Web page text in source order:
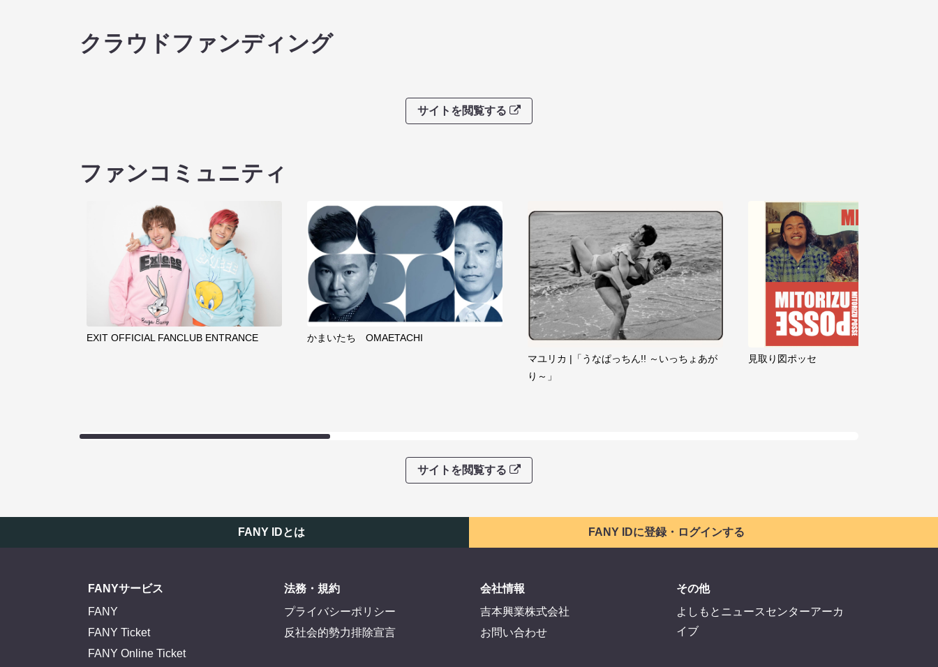
クラウドファンディング
サイトを閲覧する
ファンコミュニティ
EXIT OFFICIAL FANCLUB ENTRANCE
かまいたち OMAETACHI
マユリカ |「うなぱっちん!! ～いっちょあが
り～」
見取り図ポッセ
サイトを閲覧する
FANY IDとは FANY IDに登録・ログインする
FANYサービス
FANY
FANY Ticket
FANY Online Ticket
法務・規約
プライバシーポリシー
反社会的勢力排除宣言
会社情報
吉本興業株式会社
お問い合わせ
その他
よしもとニュースセンターアーカ
イブ